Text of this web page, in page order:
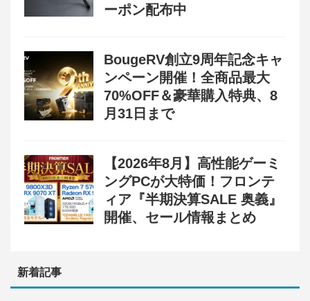
ーポン配布中
BougeRV創立9周年記念キャ
ンペーン開催！全商品最大
70%OFF＆豪華購入特典、8
月31日まで
【2026年8月】高性能ゲーミ
ングPCが大特価！フロンテ
ィア『半期決算SALE 奥義』
開催、セール情報まとめ
新着記事